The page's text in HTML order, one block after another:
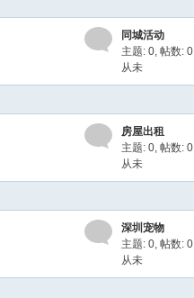
同城活动
主题: 0,帖数: 0
从未
房屋出租
主题: 0,帖数: 0
从未
深圳宠物
主题: 0,帖数: 0
从未